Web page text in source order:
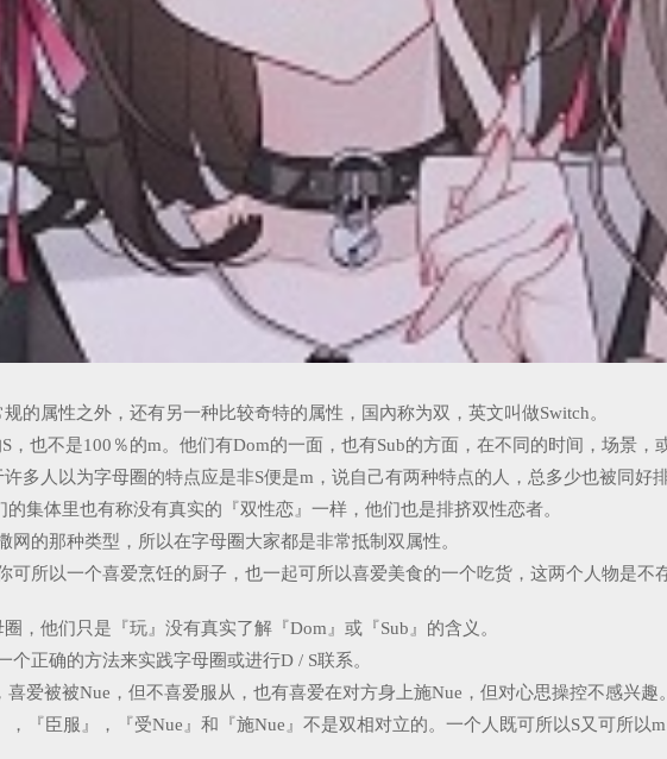
的属性之外，还有另一种比较奇特的属性，国內称为双，英文叫做Switch。
也不是100％的m。他们有Dom的一面，也有Sub的方面，在不同的时间，场景，
多人以为字母圈的特点应是非S便是m，说自己有两种特点的人，总多少也被同好
集体里也有称没有真实的『双性恋』一样，他们也是排挤双性恋者。
的那种类型，所以在字母圈大家都是非常抵制双属性。
所以一个喜爱烹饪的厨子，也一起可所以喜爱美食的一个吃货，这两个人物是
，他们只是『玩』没有真实了解『Dom』或『Sub』的含义。
正确的方法来实践字母圈或进行D / S联系。
爱被被Nue，但不喜爱服从，也有喜爱在对方身上施Nue，但对心思操控不感兴趣。
『臣服』，『受Nue』和『施Nue』不是双相对立的。一个人既可所以S又可所